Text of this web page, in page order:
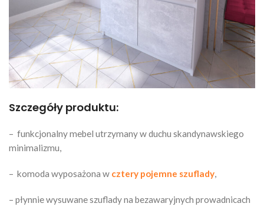
Szczegóły produktu:
– funkcjonalny mebel utrzymany w duchu skandynawskiego
minimalizmu,
– komoda wyposażona w cztery pojemne szuflady,
– płynnie wysuwane szuflady na bezawaryjnych prowadnicach